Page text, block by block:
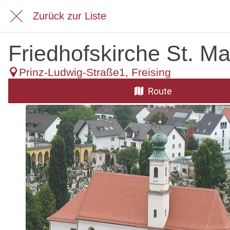
Zurück zur Liste
Friedhofskirche St.
Prinz-Ludwig-Straße1, Freising
Route